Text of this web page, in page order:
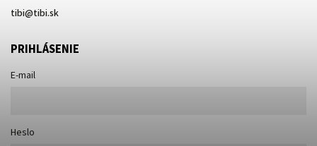
tibi@tibi.sk
PRIHLÁSENIE
E-mail
Heslo